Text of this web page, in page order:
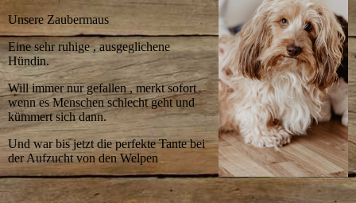
Unsere Zaubermaus
Eine sehr ruhige , ausgeglichene
Hündin.
Will immer nur gefallen , merkt sofort
wenn es Menschen schlecht geht und
kümmert sich dann.
Und war bis jetzt die perfekte Tante bei
der Aufzucht von den Welpen